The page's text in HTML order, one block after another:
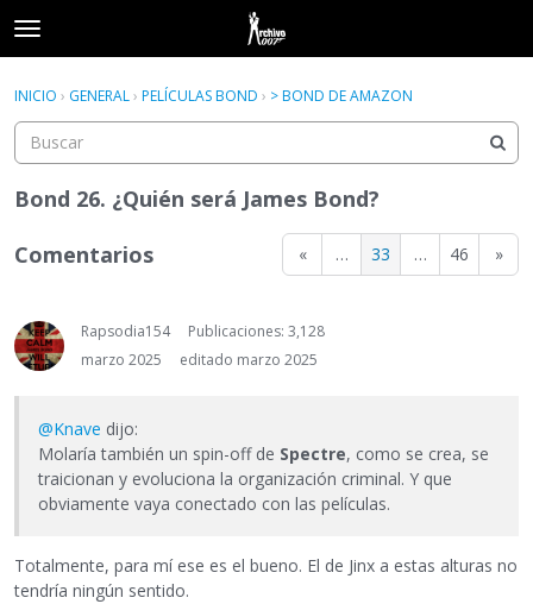
t
o
g
e
m
e
u
Acceder Registrarse
Acceder Registrarse
INICIO › GENERAL› PELÍCULAS BOND › > BOND DE AMAZON
Bond 26. ¿Quién será James Bond?
« … 33 … 46 »
Comentarios
Rapsodia154
Publicaciones: 3,128
marzo 2025
editado marzo 2025
@Knave dijo:
Molaría también un spin-off de Spectre, como se crea, se
traicionan y evoluciona la organización criminal. Y que
obviamente vaya conectado con las películas.
Totalmente, para mí ese es el bueno. El de Jinx a estas alturas no
tendría ningún sentido.